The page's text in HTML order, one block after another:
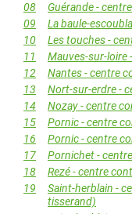
08
Guérande -
09
La baule-
10
Les touches -
11
Mauves-sur-loire
12
Nantes - centre
13
Nort-sur-erdre -
14
Nozay - centre
15
Pornic - centre
16
Pornic - centre
17
Pornichet -
18
Rezé - centre
19
Saint-herblain -
tisserand)